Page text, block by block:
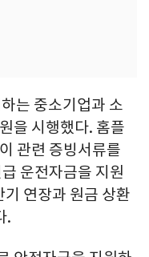
는 중소기업과 소
을 시행했다. 홈플
관련 증빙서류를
운전자금을 지원
연장과 원금 상환
.